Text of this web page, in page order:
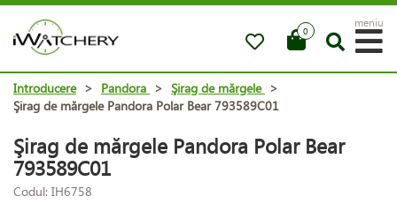
0
meniu
Introducere > Pandora > Şirag de mărgele >
Şirag de mărgele Pandora Polar Bear 793589C01
Şirag de mărgele Pandora Polar Bear
793589C01
Codul: IH6758